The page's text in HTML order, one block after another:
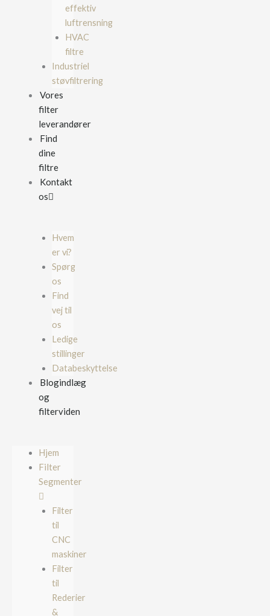
effektiv
luftrensning
HVAC
filtre
Industriel
støvfiltrering
Vores
filter
leverandører
Find
dine
filtre
Kontakt
os
Hvem
er vi?
Spørg
os
Find
vej til
os
Ledige
stillinger
Databeskyttelse
Blogindlæg
og
filterviden
Hjem
Filter
Segmenter
Filter
til
CNC
maskiner
Filter
til
Rederier
&